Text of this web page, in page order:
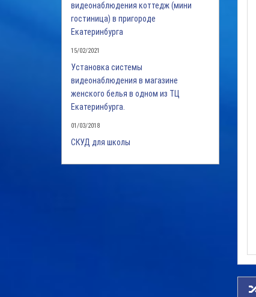
видеонаблюдения коттедж (мини
гостиница) в пригороде
Екатеринбурга
15/02/2021
Установка системы
видеонаблюдения в магазине
женского белья в одном из ТЦ
Екатеринбурга.
01/03/2018
СКУД для школы